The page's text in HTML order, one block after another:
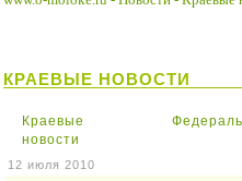
КРАЕВЫЕ НОВОСТИ
Краевые
новости
12 июля 2010